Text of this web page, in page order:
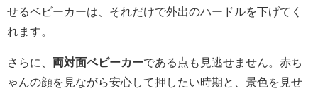
せるベビーカーは、それだけで外出のハードルを下げてく
れます。
さらに、 両対面ベビーカーである点も見逃せません。赤ち
ゃんの顔を見ながら安心して押したい時期と、景色を見せ